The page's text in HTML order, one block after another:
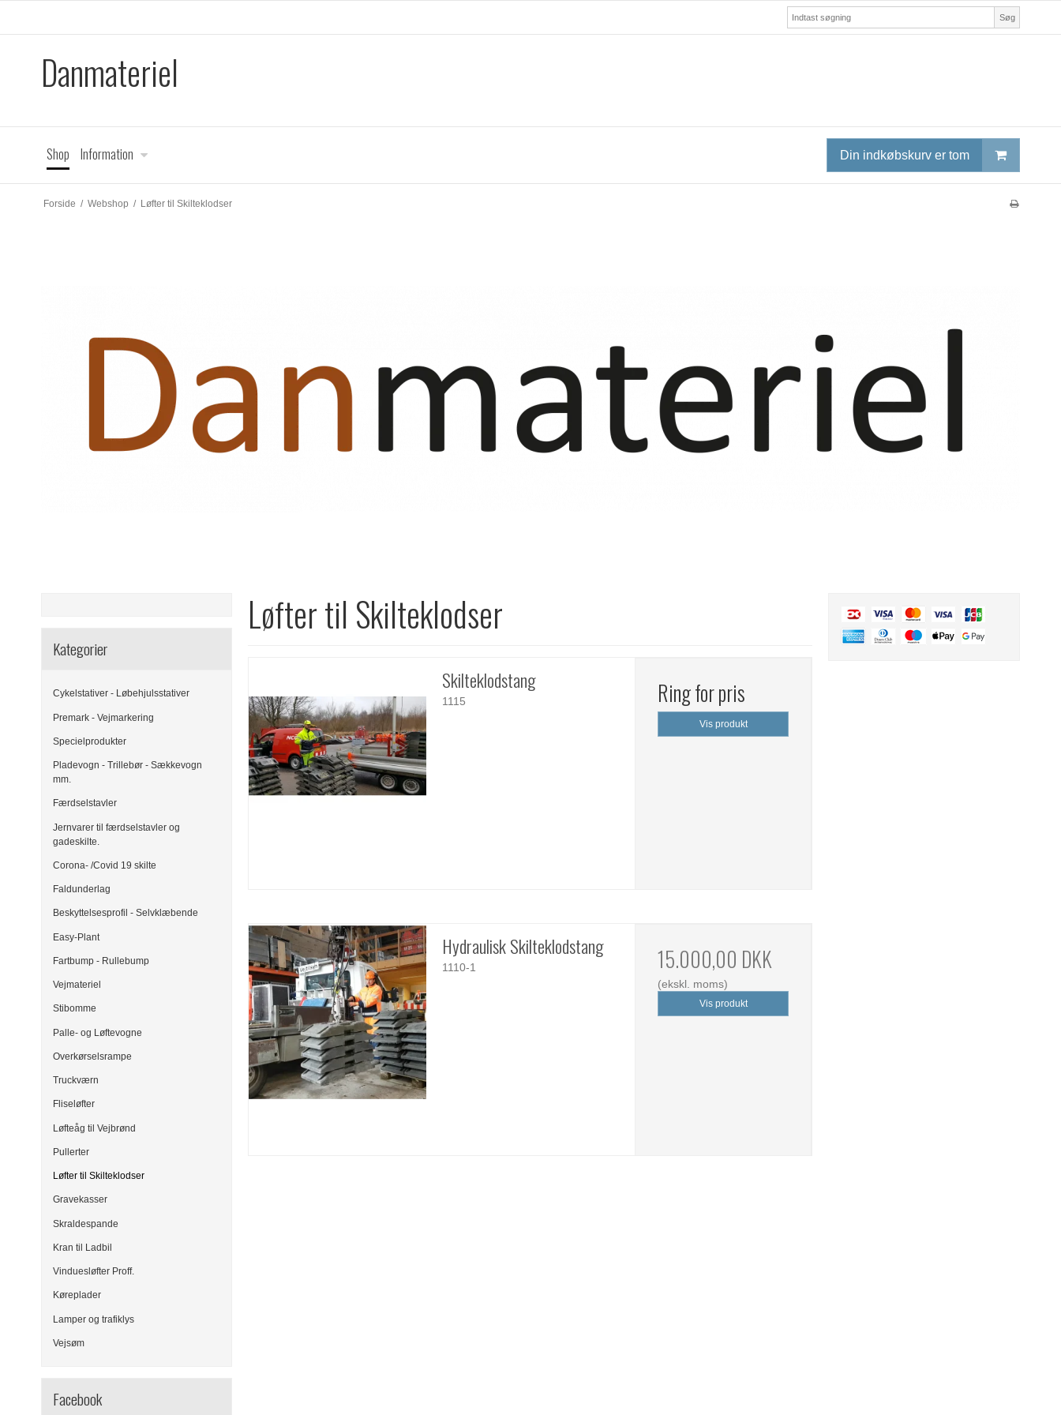
Søg
Danmateriel
Shop Information Din indkøbskurv er tom
Forside / Webshop / Løfter til Skilteklodser
Kategorier
Cykelstativer - Løbehjulsstativer
Premark - Vejmarkering
Specielprodukter
Pladevogn - Trillebør - Sækkevogn
mm.
Færdselstavler
Jernvarer til færdselstavler og
gadeskilte.
Corona- /Covid 19 skilte
Faldunderlag
Beskyttelsesprofil - Selvklæbende
Easy-Plant
Fartbump - Rullebump
Vejmateriel
Stibomme
Palle- og Løftevogne
Overkørselsrampe
Truckværn
Fliseløfter
Løfteåg til Vejbrønd
Pullerter
Løfter til Skilteklodser
Gravekasser
Skraldespande
Kran til Ladbil
Vinduesløfter Proff.
Køreplader
Lamper og trafiklys
Vejsøm
Facebook
Løfter til Skilteklodser
Skilteklodstang
1115 Ring for pris
Vis produkt
Hydraulisk Skilteklodstang
1110-1 15.000,00 DKK
(ekskl. moms)
Vis produkt